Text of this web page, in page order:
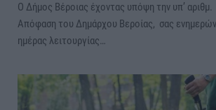
Ο Δήμος Βέροιας έχοντας υπόψη την υπ’
Απόφαση του Δημάρχου Βεροίας, σας
ημέρας λειτουργίας…